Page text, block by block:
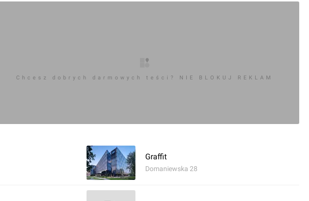
Zaloguj aby dodać komentarz
Chcesz dobrych darmowych teści? NIE BLOKUJ REKLAM
Graffit
Domaniewska 28